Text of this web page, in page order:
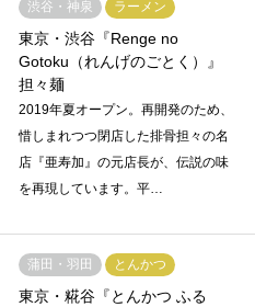
渋谷・神泉 ラーメン
東京・渋谷『Renge no
Gotoku（れんげのごとく）』
担々麺
2019年夏オープン。再開発のため、
惜しまれつつ閉店した排骨担々の名
店『亜寿加』の元店長が、伝説の味
を再現しています。平…
蒲田・羽田 とんかつ
東京・糀谷『とんかつ ふる